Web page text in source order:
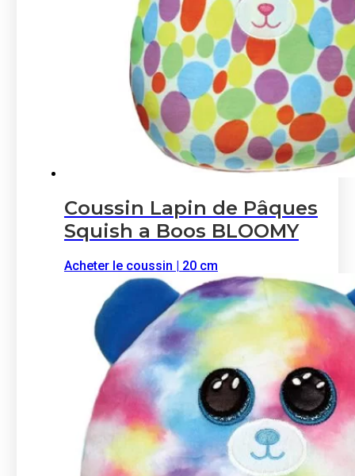
Coussin Lapin de Pâques
Squish a Boos BLOOMY
Acheter le coussin | 20 cm